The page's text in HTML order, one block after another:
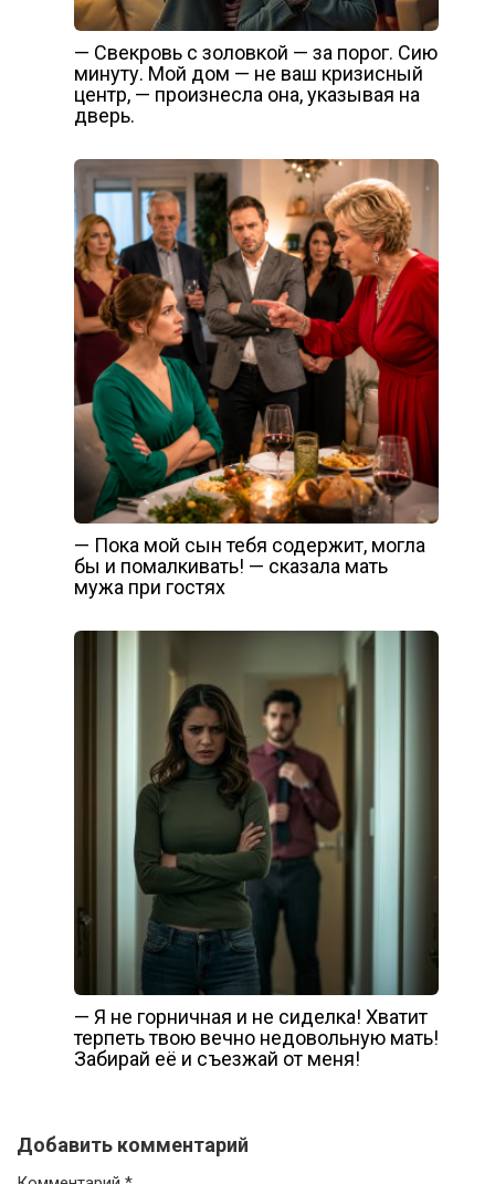
— Свекровь с золовкой — за порог. Сию
минуту. Мой дом — не ваш кризисный
центр, — произнесла она, указывая на
дверь.
— Пока мой сын тебя содержит, могла
бы и помалкивать! — сказала мать
мужа при гостях
— Я не горничная и не сиделка! Хватит
терпеть твою вечно недовольную мать!
Забирай её и съезжай от меня!
Добавить комментарий